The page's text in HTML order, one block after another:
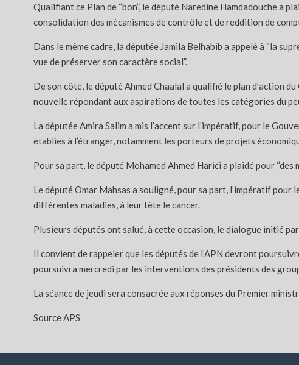
Qualifiant ce Plan de “bon”, le député Naredine Hamdadouche a
consolidation des mécanismes de contrôle et de reddition de
Dans le même cadre, la députée Jamila Belhabib a appelé à “la
vue de préserver son caractère social”.
De son côté, le député Ahmed Chaalal a qualifié le plan d’action
nouvelle répondant aux aspirations de toutes les catégories du
La députée Amira Salim a mis l’accent sur l’impératif, pour le
établies à l’étranger, notamment les porteurs de projets
Pour sa part, le député Mohamed Ahmed Harici a plaidé pour “des
Le député Omar Mahsas a souligné, pour sa part, l’impératif
différentes maladies, à leur tête le cancer.
Plusieurs députés ont salué, à cette occasion, le dialogue initié
Il convient de rappeler que les députés de l’APN devront
poursuivra mercredi par les interventions des présidents des
La séance de jeudi sera consacrée aux réponses du Premier
Source APS